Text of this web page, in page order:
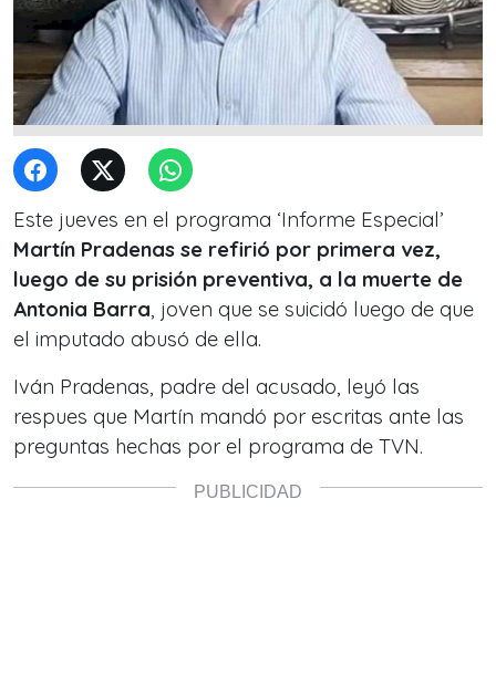
Este jueves en el programa ‘Informe Especial’
Martín Pradenas se refirió por primera vez,
luego de su prisión preventiva, a la muerte de
Antonia Barra, joven que se suicidó luego de que
el imputado abusó de ella.
Iván Pradenas, padre del acusado, leyó las
respues que Martín mandó por escritas ante las
preguntas hechas por el programa de TVN.